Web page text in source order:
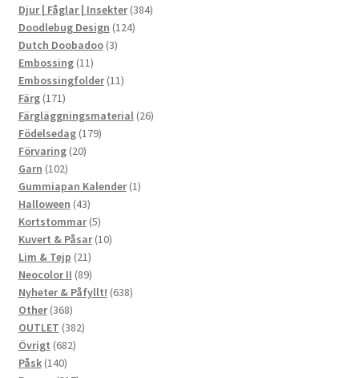
produkter
Djur | Fåglar | Insekter 384384
Doodlebug Design 124124
Dutch Doobadoo 33
Embossing 1111
produkter
Embossingfolder 1111
Färg 171171
produkter
Färgläggningsmaterial 2626
Födelsedag 179179
Förvaring 2020
Garn 102102
produkter
Gummiapan Kalender 11
Halloween 4343
produkter
Kortstommar 55
produkter
Kuvert & Påsar 1010
Lim & Tejp 2121
produkter
Neocolor II 8989
produkter
Nyheter & Påfyllt! 638638
Other 368368
produkter
OUTLET 382382
Övrigt 682682
Påsk 140140